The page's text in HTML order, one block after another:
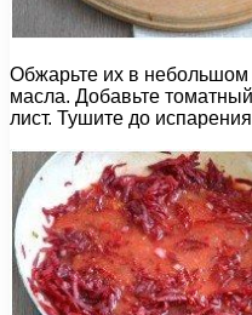
Обжарьте их в небольшом
масла. Добавьте
лист. Тушите до